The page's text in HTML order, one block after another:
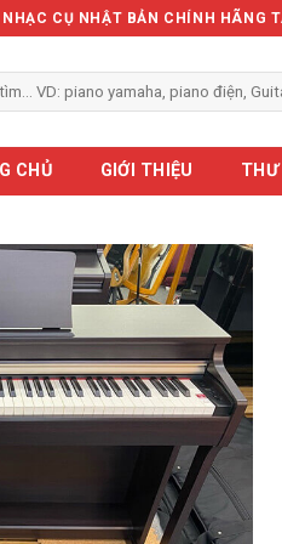
CỤ NHẬT BẢN CHÍNH HÃNG
CHỦ GIỚI THIỆU THƯ